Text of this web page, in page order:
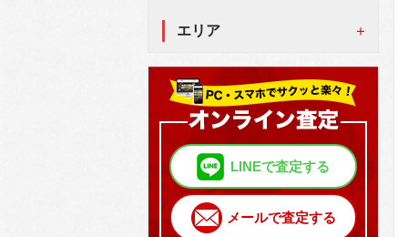
エリア
LINEで査定する
メールで査定する